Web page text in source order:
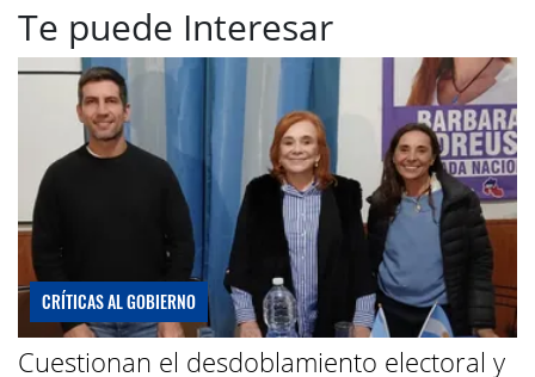
Te puede Interesar
CRÍTICAS AL GOBIERNO
Cuestionan el desdoblamiento electoral y